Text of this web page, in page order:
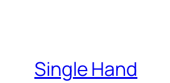
Single Hand